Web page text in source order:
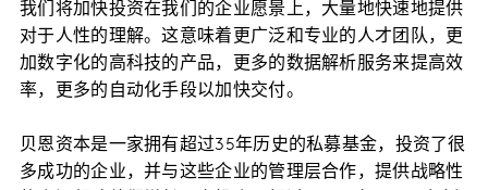
我们将加快投资在我们的企业愿景上，大量地快速地提供
对于人性的理解。这意味着更广泛和专业的人才团队，更
加数字化的高科技的产品，更多的数据解析服务来提高效
率，更多的自动化手段以加快交付。
贝恩资本是一家拥有超过35年历史的私募基金，投资了很
多成功的企业，并与这些企业的管理层合作，提供战略性